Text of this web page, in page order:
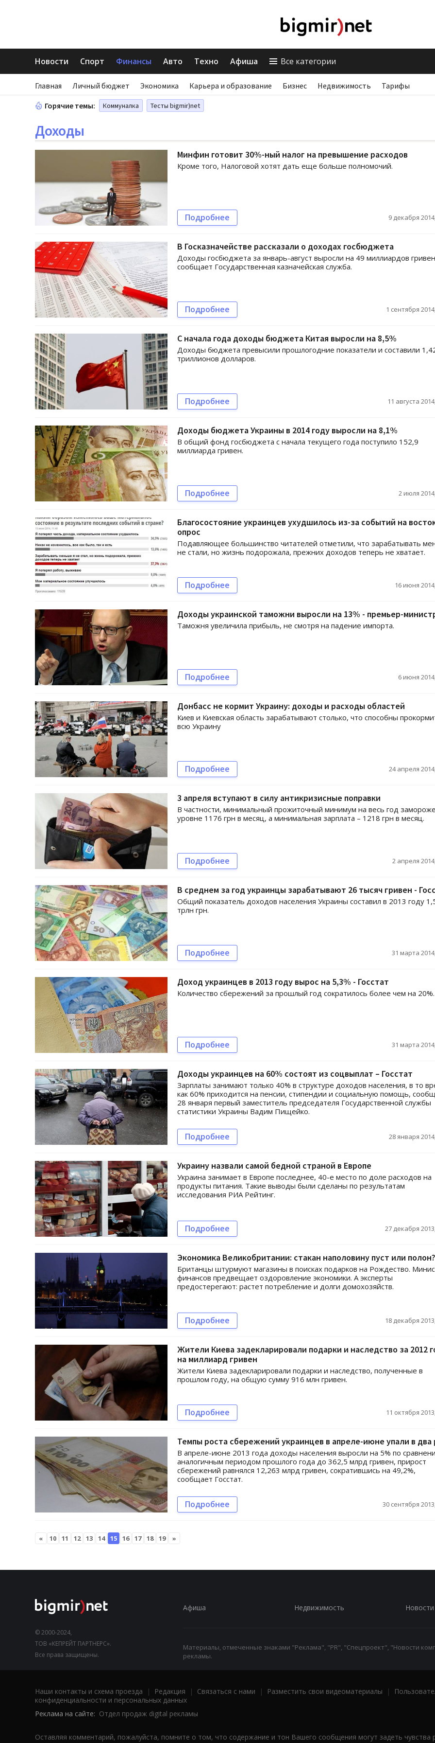
Новости Спорт Финансы Авто Техно Афиша Все категории
Главная Личный бюджет Экономика Карьера и образование Бизнес Недвижимость Тарифы
Горячие темы: Коммуналка Тесты bigmir)net
Доходы
Минфин готовит 30%-ный налог на превышение расходов
Кроме того, Налоговой хотят дать еще больше полномочий.
Подробнее 9 декабря
В Госказначействе рассказали о доходах госбюджета
Доходы госбюджета за январь-август выросли на 49 миллиардов
сообщает Государственная казначейская служба.
Подробнее 1 сентября
С начала года доходы бюджета Китая выросли на 8,5%
Доходы бюджета превысили прошлогодние показатели и составили
триллионов долларов.
Подробнее 11 августа
Доходы бюджета Украины в 2014 году выросли на 8,1%
В общий фонд госбюджета с начала текущего года поступило 152,9
миллиарда гривен.
Подробнее 2 июля
Благосостояние украинцев ухудшилось из-за событий на
опрос
Подавляющее большинство читателей отметили, что зарабатывать
не стали, но жизнь подорожала, прежних доходов теперь не хватает.
Подробнее 16 июня
Доходы украинской таможни выросли на 13% - премьер-
Таможня увеличила прибыль, не смотря на падение импорта.
Подробнее 6 июня
Донбасс не кормит Украину: доходы и расходы областей
Киев и Киевская область зарабатывают столько, что способны
всю Украину
Подробнее 24 апреля
3 апреля вступают в силу антикризисные поправки
В частности, минимальный прожиточный минимум на весь год
уровне 1176 грн в месяц, а минимальная зарплата – 1218 грн в месяц.
Подробнее 2 апреля
В среднем за год украинцы зарабатывают 26 тысяч гривен -
Общий показатель доходов населения Украины составил в 2013 году
трлн грн.
Подробнее 31 марта
Доход украинцев в 2013 году вырос на 5,3% - Госстат
Количество сбережений за прошлый год сократилось более чем на 20%.
Подробнее 31 марта
Доходы украинцев на 60% состоят из соцвыплат – Госстат
Зарплаты занимают только 40% в структуре доходов населения, в то
как 60% приходится на пенсии, стипендии и социальную помощь,
28 января первый заместитель председателя Государственной службы
статистики Украины Вадим Пищейко.
Подробнее 28 января
Украину назвали самой бедной страной в Европе
Украина занимает в Европе последнее, 40-е место по доле расходов на
продукты питания. Такие выводы были сделаны по результатам
исследования РИА Рейтинг.
Подробнее 27 декабря
Экономика Великобритании: стакан наполовину пуст или полон?
Британцы штурмуют магазины в поисках подарков на Рождество.
финансов предвещает оздоровление экономики. А эксперты
предостерегают: растет потребление и долги домохозяйств.
Подробнее 18 декабря
Жители Киева задекларировали подарки и наследство за 2012
на миллиард гривен
Жители Киева задекларировали подарки и наследство, полученные в
прошлом году, на общую сумму 916 млн гривен.
Подробнее 11 октября
Темпы роста сбережений украинцев в апреле-июне упали в два
В апреле-июне 2013 года доходы населения выросли на 5% по
аналогичным периодом прошлого года до 362,5 млрд гривен, прирост
сбережений равнялся 12,263 млрд гривен, сократившись на 49,2%,
сообщает Госстат.
Подробнее 30 сентября
« 10 11 12 13 14 15 16 17 18 19 »
© 2000-2024,
ТОВ «КЕПРЕЙТ ПАРТНЕРС».
Все права защищены.
Афиша Недвижимость Новости
Материалы, отмеченные знаками "Реклама", "PR", "Спецпроект", "Новости
рекламы.
Наши контакты и схема проезда | Редакция | Связаться с нами | Разместить свои видеоматериалы |
конфиденциальности и персональных данных
Реклама на сайте: Отдел продаж digital рекламы
Оставляя комментарий, пожалуйста, помните о том, что содержание и тон Вашего сообщения могут задеть чувства